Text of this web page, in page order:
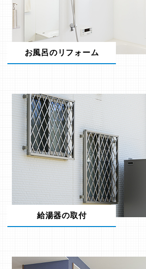
お風呂のリフォーム
給湯器の取付